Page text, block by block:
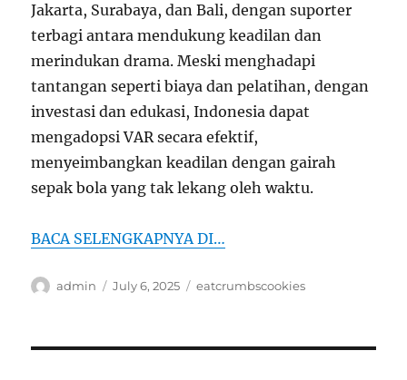
Jakarta, Surabaya, dan Bali, dengan suporter
terbagi antara mendukung keadilan dan
merindukan drama. Meski menghadapi
tantangan seperti biaya dan pelatihan, dengan
investasi dan edukasi, Indonesia dapat
mengadopsi VAR secara efektif,
menyeimbangkan keadilan dengan gairah
sepak bola yang tak lekang oleh waktu.
BACA SELENGKAPNYA DI…
Author
admin
Posted
July 6, 2025 Tags
eatcrumbscookies